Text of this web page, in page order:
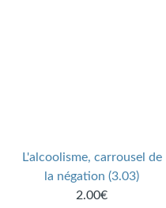
L'alcoolisme, carrousel de
la négation (3.03)
2.00€